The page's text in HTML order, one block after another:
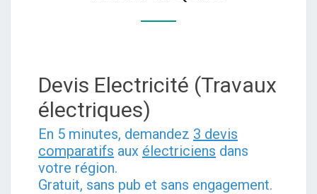
FERRET
POUR
ET
INSTALLATIONS
Devis Electricité (Travaux
électriques)
En 5 minutes, demandez 3 devis
comparatifs aux électriciens dans
votre région.
Gratuit, sans pub et sans engagement.